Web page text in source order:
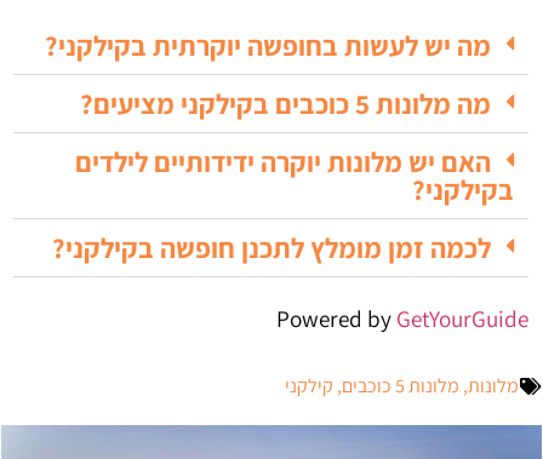
מה יש לעשות בחופשה יוקרתית בקילקני?
מה מלונות 5 כוכבים בקילקני מציעים?
האם יש מלונות יוקרה ידידותיים לילדים
בקילקני?
לכמה זמן מומלץ לתכנן חופשה בקילקני?
Powered byGetYourGuide
מלונות, מלונות 5 כוכבים , קילקני